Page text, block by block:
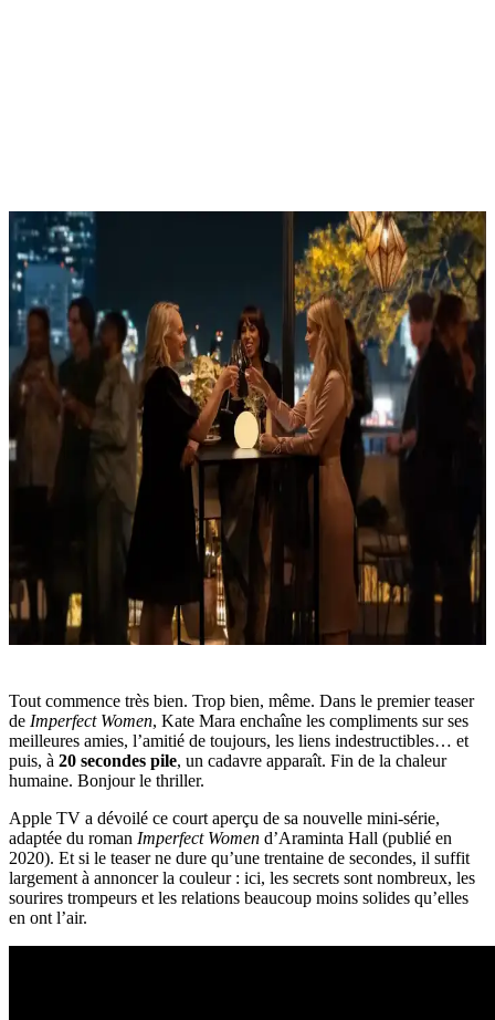
Tout commence très bien. Trop bien, même. Dans le premier teaser
de Imperfect Women, Kate Mara enchaîne les compliments sur ses
meilleures amies, l’amitié de toujours, les liens indestructibles… et
puis, à 20 secondes pile, un cadavre apparaît. Fin de la chaleur
humaine. Bonjour le thriller.
Apple TV a dévoilé ce court aperçu de sa nouvelle mini-série,
adaptée du roman Imperfect Women d’Araminta Hall (publié en
2020). Et si le teaser ne dure qu’une trentaine de secondes, il suffit
largement à annoncer la couleur : ici, les secrets sont nombreux, les
sourires trompeurs et les relations beaucoup moins solides qu’elles
en ont l’air.